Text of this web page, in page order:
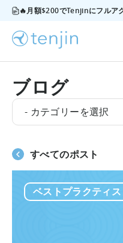
ブログ
- カテゴリーを選択
すべてのポスト
ベストプラクティス